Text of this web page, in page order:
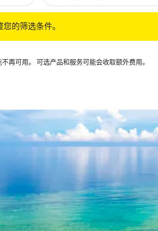
的筛选条件。
再可用。 可选产品和服务可能会收取额外费用。